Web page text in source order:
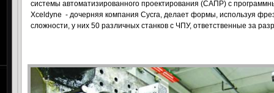
системы автоматизированного проектирования (САПР) с
Xceldyne - дочерняя компания Cycra, делает формы, используя
сложности, у них 50 различных станков с ЧПУ, ответственные за